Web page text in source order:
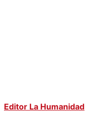
Editor La Humanidad